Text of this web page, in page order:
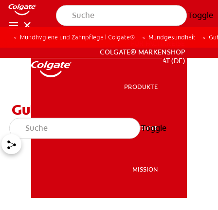
Toggle
MISSION
FÜR FACHKREISE
COLGATE® MARKENSHOP
AT (DE)
PRODUKTE
MUNDGESUNDHEIT
MISSION
Toggle
Mundhygiene und Zahnpflege | Colgate® Mundgesundheit
Gute Mundgesundheit